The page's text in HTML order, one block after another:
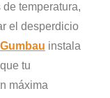
temperatura,
el desperdicio
instala
tu
máxima